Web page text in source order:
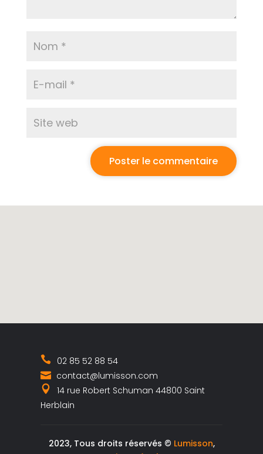
02 85 52 88 54
contact@lumisson.com
14 rue Robert Schuman 44800 Saint
Herblain
2023, Tous droits réservés © Lumisson,